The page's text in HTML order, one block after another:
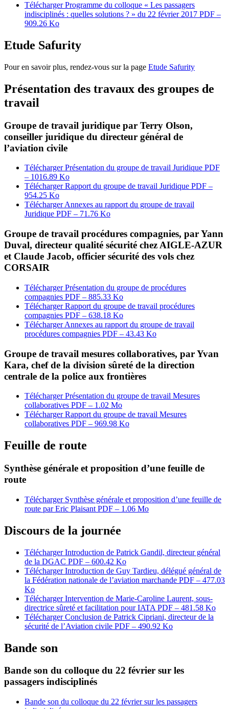
Télécharger Programme du colloque « Les passagers
indisciplinés : quelles solutions ? » du 22 février 2017 PDF –
909.26 Ko
Etude Safurity
Pour en savoir plus, rendez-vous sur la page Etude Safurity
Présentation des travaux des groupes de
travail
Groupe de travail juridique par Terry Olson,
conseiller juridique du directeur général de
l’aviation civile
Télécharger Présentation du groupe de travail Juridique PDF
– 1016.89 Ko
Télécharger Rapport du groupe de travail Juridique PDF –
954.25 Ko
Télécharger Annexes au rapport du groupe de travail
Juridique PDF – 71.76 Ko
Groupe de travail procédures compagnies, par Yann
Duval, directeur qualité sécurité chez AIGLE-AZUR
et Claude Jacob, officier sécurité des vols chez
CORSAIR
Télécharger Présentation du groupe de procédures
compagnies PDF – 885.33 Ko
Télécharger Rapport du groupe de travail procédures
compagnies PDF – 638.18 Ko
Télécharger Annexes au rapport du groupe de travail
procédures compagnies PDF – 43.43 Ko
Groupe de travail mesures collaboratives, par Yvan
Kara, chef de la division sûreté de la direction
centrale de la police aux frontières
Télécharger Présentation du groupe de travail Mesures
collaboratives PDF – 1.02 Mo
Télécharger Rapport du groupe de travail Mesures
collaboratives PDF – 969.98 Ko
Feuille de route
Synthèse générale et proposition d’une feuille de
route
Télécharger Synthèse générale et proposition d’une feuille de
route par Eric Plaisant PDF – 1.06 Mo
Discours de la journée
Télécharger Introduction de Patrick Gandil, directeur général
de la DGAC PDF – 600.42 Ko
Télécharger Introduction de Guy Tardieu, délégué général de
la Fédération nationale de l’aviation marchande PDF – 477.03
Ko
Télécharger Intervention de Marie-Caroline Laurent, sous-
directrice sûreté et facilitation pour IATA PDF – 481.58 Ko
Télécharger Conclusion de Patrick Cipriani, directeur de la
sécurité de l’Aviation civile PDF – 490.92 Ko
Bande son
Bande son du colloque du 22 février sur les
passagers indisciplinés
Bande son du colloque du 22 février sur les passagers